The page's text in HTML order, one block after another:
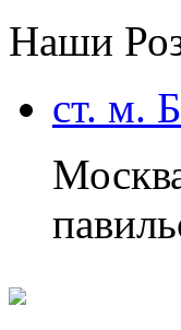
Наши
ст. м.